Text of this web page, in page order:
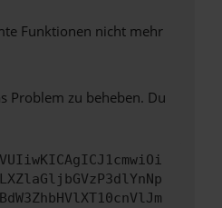
Funktionen nicht mehr
Problem zu beheben. Du